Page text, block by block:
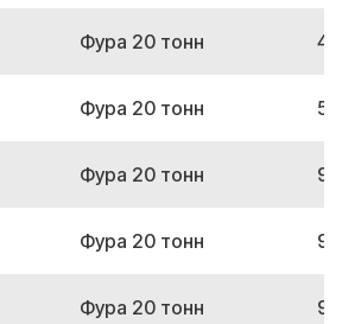
Фура 20 тонн
Фура 20 тонн
Фура 20 тонн
Фура 20 тонн
Фура 20 тонн